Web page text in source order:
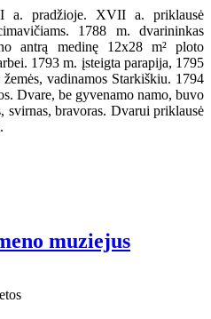
a. pradžioje. XVII a. priklausė
1788 m. dvarininkas
antrą medinę 12x28 m² ploto
1793 m. įsteigta parapija, 1795
vadinamos Starkiškiu. 1794
Dvare, be gyvenamo namo, buvo
svirnas, bravoras. Dvarui priklausė
muziejus